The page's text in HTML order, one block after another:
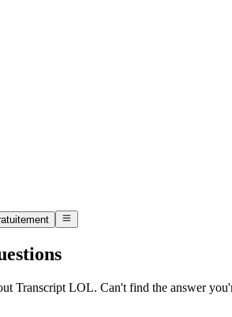
Transcript LOL. Can't find the answer